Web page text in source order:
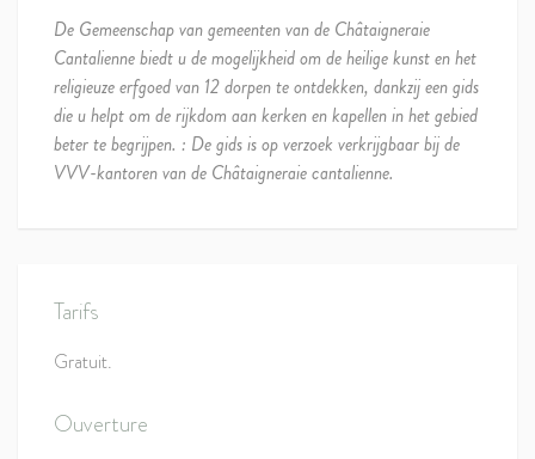
De Gemeenschap van gemeenten van de Châtaigneraie
Cantalienne biedt u de mogelijkheid om de heilige kunst en het
religieuze erfgoed van 12 dorpen te ontdekken, dankzij een gids
die u helpt om de rijkdom aan kerken en kapellen in het gebied
beter te begrijpen. : De gids is op verzoek verkrijgbaar bij de
VVV-kantoren van de Châtaigneraie cantalienne.
Tarifs
Gratuit.
Ouverture